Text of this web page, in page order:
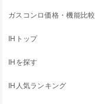
ガスコンロ価格・機能比較
IHトップ
IHを探す
IH人気ランキング